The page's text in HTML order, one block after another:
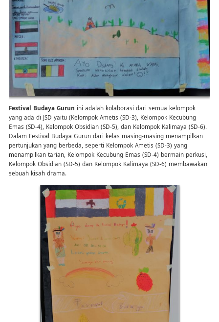
Festival Budaya Gurun ini adalah kolaborasi dari semua kelompok
yang ada di JSD yaitu (Kelompok Ametis (SD-3), Kelompok Kecubung
Emas (SD-4), Kelompok Obsidian (SD-5), dan Kelompok Kalimaya (SD-6).
Dalam Festival Budaya Gurun dari kelas masing-masing menampilkan
pertunjukan yang berbeda, seperti Kelompok Ametis (SD-3) yang
menampilkan tarian, Kelompok Kecubung Emas (SD-4) bermain perkusi,
Kelompok Obsidian (SD-5) dan Kelompok Kalimaya (SD-6) membawakan
sebuah kisah drama.